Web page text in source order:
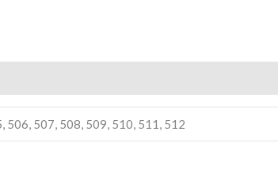
506, 507, 508, 509, 510, 511, 512
*